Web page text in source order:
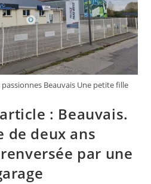
Beauvais Une petite fille
: Beauvais.
de deux ans
par une